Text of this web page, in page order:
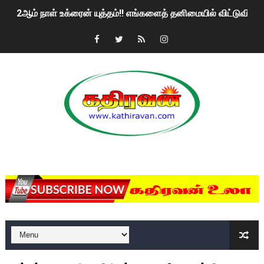
2ஆம் நாள் உக்ரைன் யுத்தம்!! எங்களைத் தனிமையில்
கதிரவன் வாசகர்களுக்கு இனிய பொங்கல் புத்தாண்டு
ரவுடி பேபிக்கு நடந்த தரமான சம்பவம்.. ஆபாச வீடியோக்களால்
காணாமல் போகும் பிள்ளையார்கள்!
யாழில் தமிழின தலைவர் பிரபாகரனின் பிறந்தநாளை
ஏர்போர்ட்டில் உதைத்த நபர் யார், என்ன நடந்தது?: உண்மையை
சீனா இலங்கையிடம் 8 மில்லியன் அமெரிக்க டொலர் நட்டஈடு
01/11/2021 Scotland ல் நடைபெறும் கண்டனப்